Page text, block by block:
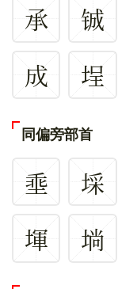
承 铖
成
埕
同偏旁部首
埀 埰
堚
埫